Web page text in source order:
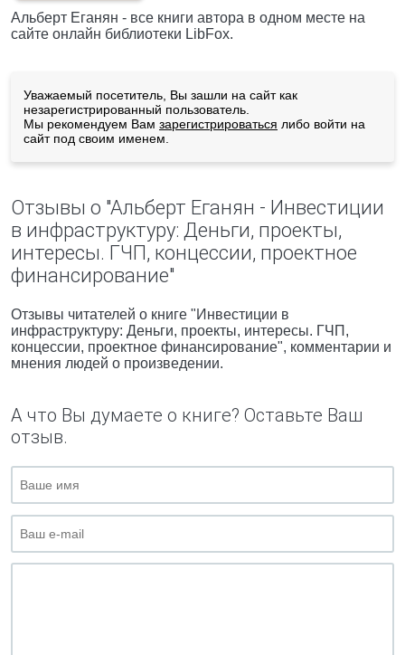
Альберт Еганян - все книги автора в одном месте на
сайте онлайн библиотеки LibFox.
Уважаемый посетитель, Вы зашли на сайт как
незарегистрированный пользователь.
Мы рекомендуем Вам зарегистрироваться либо войти на
сайт под своим именем.
Отзывы о "Альберт Еганян - Инвестиции
в инфраструктуру: Деньги, проекты,
интересы. ГЧП, концессии, проектное
финансирование"
Отзывы читателей о книге "Инвестиции в
инфраструктуру: Деньги, проекты, интересы. ГЧП,
концессии, проектное финансирование", комментарии и
мнения людей о произведении.
А что Вы думаете о книге? Оставьте Ваш
отзыв.